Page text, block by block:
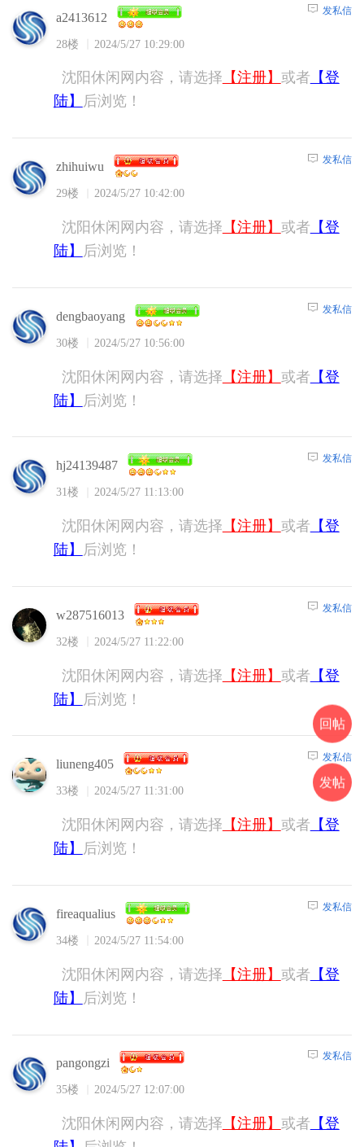
a2413612
28楼 2024/5/27 10:29:00
发私信
沈阳休闲网内容，请选择 【注册】 或者 【登
陆】
后浏览！
zhihuiwu
29楼 2024/5/27 10:42:00
发私信
沈阳休闲网内容，请选择 【注册】 或者 【登
陆】
后浏览！
dengbaoyang
30楼 2024/5/27 10:56:00
发私信
沈阳休闲网内容，请选择 【注册】 或者 【登
陆】
后浏览！
hj24139487
31楼 2024/5/27 11:13:00
发私信
沈阳休闲网内容，请选择 【注册】 或者 【登
陆】
后浏览！
w287516013
32楼 2024/5/27 11:22:00
发私信
沈阳休闲网内容，请选择 【注册】 或者 【登
陆】
后浏览！
liuneng405
33楼 2024/5/27 11:31:00
发私信
沈阳休闲网内容，请选择 【注册】 或者 【登
陆】
后浏览！
fireaqualius
34楼 2024/5/27 11:54:00
发私信
沈阳休闲网内容，请选择 【注册】 或者 【登
陆】
后浏览！
pangongzi
35楼 2024/5/27 12:07:00
发私信
沈阳休闲网内容，请选择 【注册】 或者 【登
回帖
发帖